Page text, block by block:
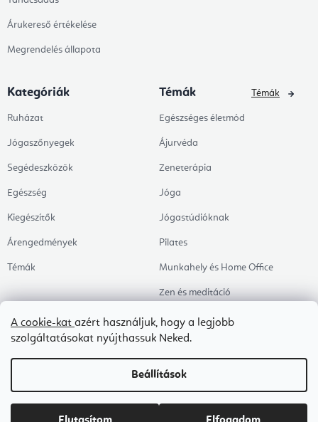
A cookie-kat azért használjuk, hogy a legjobb
szolgáltatásokat nyújthassuk Neked.
Beállítások
Árukereső értékelése
Megrendelés állapota
Kategóriák
Ruházat
Jógaszőnyegek
Segédeszközök
Egészség
Kiegészítők
Árengedmények
Témák
Témák
Egészséges életmód
Ájurvéda
Zeneterápia
Jóga
Jógastúdióknak
Pilates
Munkahely és Home Office
Zen és meditáció
Aromaterápia
Egészséges alvás
Kedvenceink
Témák
Shoptet Premium készítette
Copyright 2026Flexity. Minden jog fenntartva.Süti beállítások szerkesztése